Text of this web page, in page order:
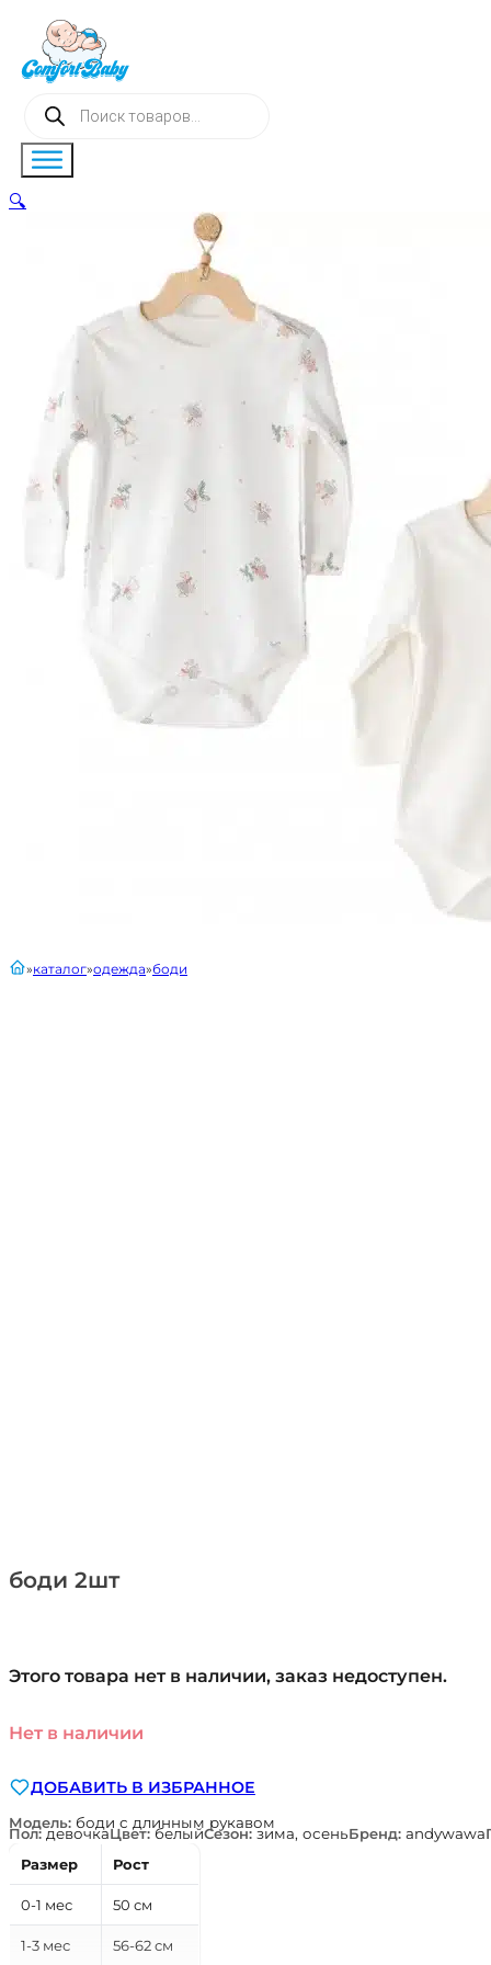
Поиск
товаров
боди 2шт
главнаякаталог одежда боди
Этого товара нет в наличии, заказ недоступен.
Нет в наличии
ДОБАВИТЬ В ИЗБРАННОЕ
Модель: боди с длинным рукавом
Пол:девочкаЦвет:белыйСезон:зима, осеньБренд: andywawa
Размер
Рост
0-1 мес 50 см
1-3 мес 56-62 см
🔍